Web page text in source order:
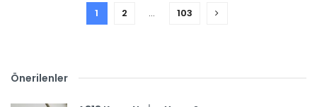
1 2 … 103
Önerilenler